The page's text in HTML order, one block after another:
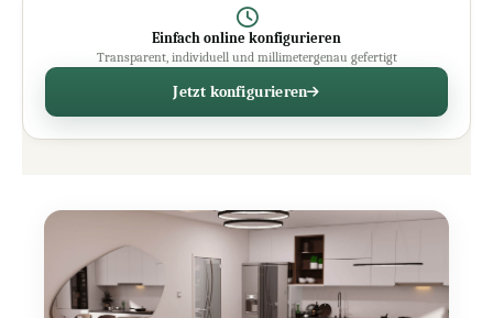
Einfach online konfigurieren
Transparent, individuell und millimetergenau gefertigt
Jetzt konfigurieren